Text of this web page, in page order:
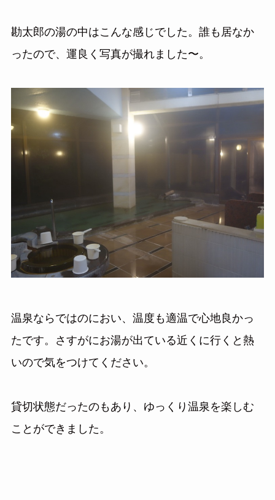
勘太郎の湯の中はこんな感じでした。誰も居なか
ったので、運良く写真が撮れました〜。
温泉ならではのにおい、温度も適温で心地良かっ
たです。さすがにお湯が出ている近くに行くと熱
いので気をつけてください。
貸切状態だったのもあり、ゆっくり温泉を楽しむ
ことができました。